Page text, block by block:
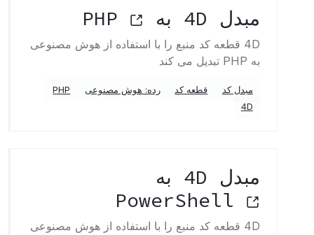
مبدل 4D به PHP
4D قطعه کد منبع را با استفاده از هوش مصنوعی
به PHP تبدیل می کند
مبدل کد قطعه کد رده: هوش مصنوعی
PHP
4D
مبدل 4D به
PowerShell
4D قطعه کد منبع را با استفاده از هوش مصنوعی